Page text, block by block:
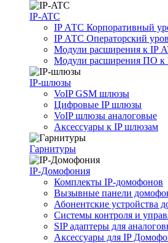
IP-ATC
IP АТС Корпоративный
IP АТС Операторский
Модули расширения к IP
Модули расширения ПО к
IP-шлюзы
VoIP GSM шлюзы
Цифровые IP шлюзы
VoIP шлюзы аналоговые
Аксессуары к IP шлюзам
Гарнитуры
IP-Домофония
Комплекты IP-домофонов
Вызывные панели
Абонентские устройства
Системы контроля и
SIP адаптеры для
Аксессуары для IP